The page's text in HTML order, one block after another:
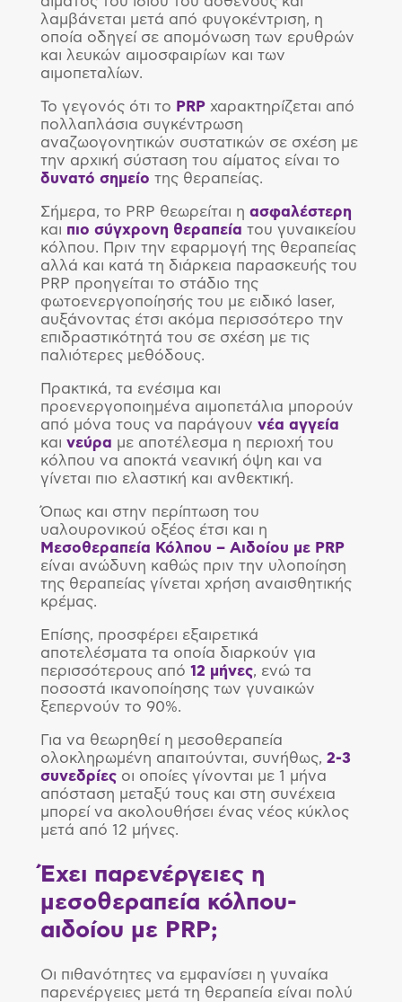
λαμβάνεται μετά από φυγοκέντριση, η
οποία οδηγεί σε απομόνωση των ερυθρών
και λευκών αιμοσφαιρίων και των
αιμοπεταλίων.
Το γεγονός ότι το PRPχαρακτηρίζεται από
πολλαπλάσια συγκέντρωση
αναζωογονητικών συστατικών σε σχέση με
την αρχική σύσταση του αίματος είναι το
δυνατό σημείο της θεραπείας.
Σήμερα, το PRP θεωρείται η ασφαλέστερη
και πιο σύγχρονη θεραπεία του γυναικείου
κόλπου. Πριν την εφαρμογή της θεραπείας
αλλά και κατά τη διάρκεια παρασκευής του
PRP προηγείται το στάδιο της
φωτοενεργοποίησής του με ειδικό laser,
αυξάνοντας έτσι ακόμα περισσότερο την
επιδραστικότητά του σε σχέση με τις
παλιότερες μεθόδους.
Πρακτικά, τα ενέσιμα και
προενεργοποιημένα αιμοπετάλια μπορούν
από μόνα τους να παράγουν νέα αγγεία
και νεύρα με αποτέλεσμα η περιοχή του
κόλπου να αποκτά νεανική όψη και να
γίνεται πιο ελαστική και ανθεκτική.
Όπως και στην περίπτωση του
υαλουρονικού οξέος έτσι και η
Μεσοθεραπεία Κόλπου – Αιδοίου με PRP
είναι ανώδυνη καθώς πριν την υλοποίηση
της θεραπείας γίνεται χρήση αναισθητικής
κρέμας.
Επίσης, προσφέρει εξαιρετικά
αποτελέσματα τα οποία διαρκούν για
περισσότερους από 12 μήνες, ενώ τα
ποσοστά ικανοποίησης των γυναικών
ξεπερνούν το 90%.
Για να θεωρηθεί η μεσοθεραπεία
ολοκληρωμένη απαιτούνται, συνήθως, 2-3
συνεδρίεςοι οποίες γίνονται με 1 μήνα
απόσταση μεταξύ τους και στη συνέχεια
μπορεί να ακολουθήσει ένας νέος κύκλος
μετά από 12 μήνες.
Έχει παρενέργειες η
μεσοθεραπεία κόλπου-
αιδοίου με PRP;
Οι πιθανότητες να εμφανίσει η γυναίκα
παρενέργειες μετά τη θεραπεία είναι πολύ